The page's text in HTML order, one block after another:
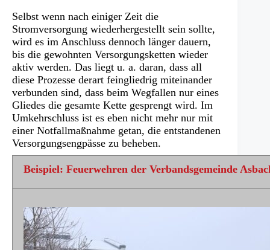
Selbst wenn nach einiger Zeit die
Stromversorgung wiederhergestellt sein sollte,
wird es im Anschluss dennoch länger dauern,
bis die gewohnten Versorgungsketten wieder
aktiv werden. Das liegt u. a. daran, dass all
diese Prozesse derart feingliedrig miteinander
verbunden sind, dass beim Wegfallen nur eines
Gliedes die gesamte Kette gesprengt wird. Im
Umkehrschluss ist es eben nicht mehr nur mit
einer Notfallmaßnahme getan, die entstandenen
Versorgungsengpässe zu beheben.
Beispiel: Feuerwehren der Verbandsgemeinde